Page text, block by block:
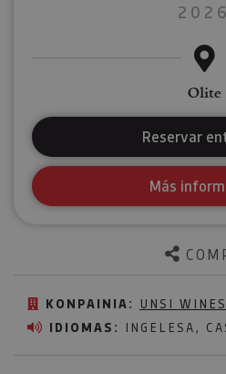
KONPAINIA: UNSI WINES
IDIOMAS: INGELESA,
2026
Olite
Reservar
Más